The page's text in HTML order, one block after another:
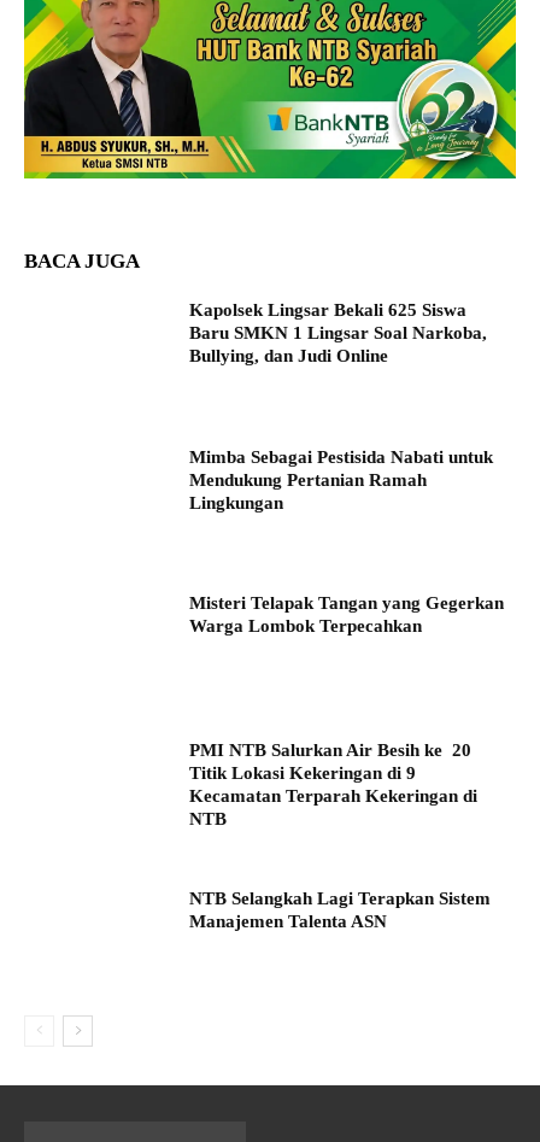
BACA JUGA
Kapolsek Lingsar Bekali 625 Siswa
Baru SMKN 1 Lingsar Soal Narkoba,
Bullying, dan Judi Online
Mimba Sebagai Pestisida Nabati untuk
Mendukung Pertanian Ramah
Lingkungan
Misteri Telapak Tangan yang Gegerkan
Warga Lombok Terpecahkan
PMI NTB Salurkan Air Besih ke 20
Titik Lokasi Kekeringan di 9
Kecamatan Terparah Kekeringan di
NTB
NTB Selangkah Lagi Terapkan Sistem
Manajemen Talenta ASN